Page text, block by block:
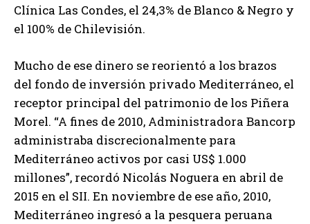
Clínica Las Condes, el 24,3% de Blanco & Negro y
el 100% de Chilevisión.
Mucho de ese dinero se reorientó a los brazos
del fondo de inversión privado Mediterráneo, el
receptor principal del patrimonio de los Piñera
Morel. “A fines de 2010, Administradora Bancorp
administraba discrecionalmente para
Mediterráneo activos por casi US$ 1.000
millones”, recordó Nicolás Noguera en abril de
2015 en el SII. En noviembre de ese año, 2010,
Mediterráneo ingresó a la pesquera peruana